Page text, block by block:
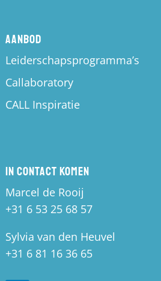
Aanbod
Leiderschapsprogramma’s
Callaboratory
CALL Inspiratie
In contact komen
Marcel de Rooij
+31 6 53 25 68 57
Sylvia van den Heuvel
+31 6 81 16 36 65